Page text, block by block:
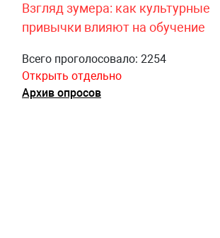
Взгляд зумера: как культурные
привычки влияют на обучение
Всего проголосовало: 2254
Открыть отдельно
Архив опросов